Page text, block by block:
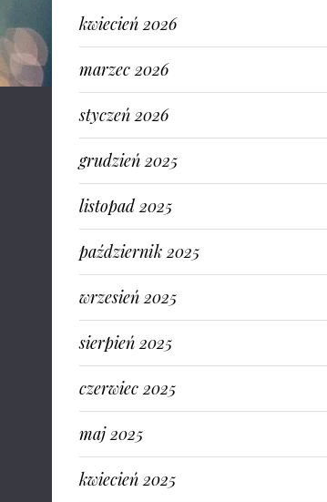
kwiecień 2026
marzec 2026
styczeń 2026
grudzień 2025
listopad 2025
październik 2025
wrzesień 2025
sierpień 2025
czerwiec 2025
maj 2025
kwiecień 2025